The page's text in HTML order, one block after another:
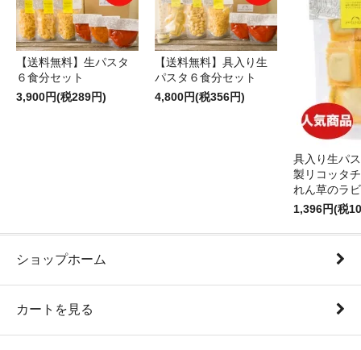
【送料無料】生パスタ
６食分セット
3,900円(税289円)
【送料無料】具入り生
パスタ６食分セット
4,800円(税356円)
具入り生パ
製リコッタ
れん草のラ
1,396円(税
ショップホーム
カートを見る